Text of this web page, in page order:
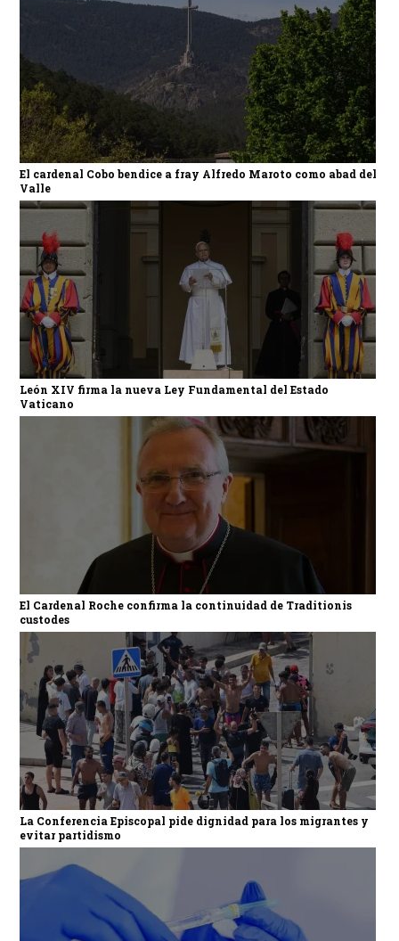
El cardenal Cobo bendice a fray Alfredo Maroto como abad del
Valle
León XIV firma la nueva Ley Fundamental del Estado
Vaticano
El Cardenal Roche confirma la continuidad de Traditionis
custodes
La Conferencia Episcopal pide dignidad para los migrantes y
evitar partidismo